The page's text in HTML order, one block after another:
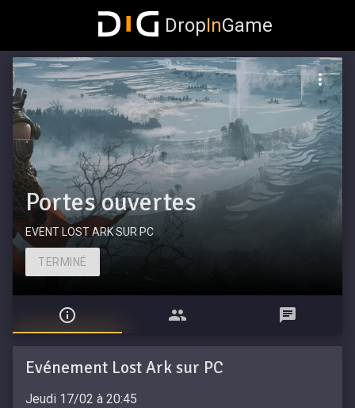
DropInGame
Portes ouvertes
EVENT LOST ARK SUR PC
TERMINÉ
Evénement Lost Ark sur PC
Jeudi 17/02 à 20:45